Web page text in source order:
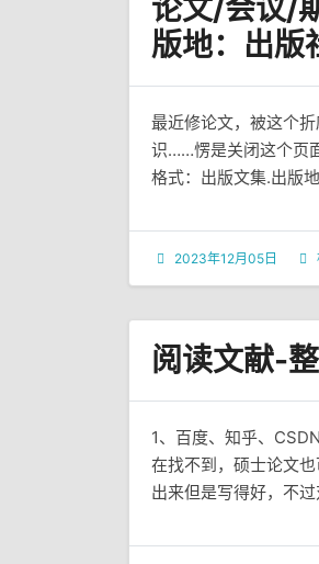
论文/会议/
版地：出版
最近修论文，被这个
识……愣是关闭这个页
格式：出版文集.出版
2023年12月05日
阅读文献-
1、百度、知乎、
在找不到，硕士论文
出来但是写得好，不